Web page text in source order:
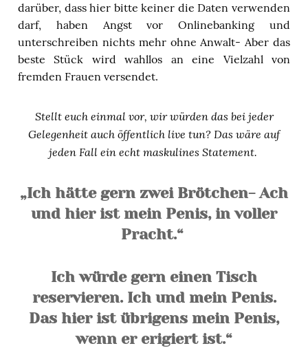
darüber, dass hier bitte keiner die Daten verwenden
darf, haben Angst vor Onlinebanking und
unterschreiben nichts mehr ohne Anwalt- Aber das
beste Stück wird wahllos an eine Vielzahl von
fremden Frauen versendet.
Stellt euch einmal vor, wir würden das bei jeder
Gelegenheit auch öffentlich live tun? Das wäre auf
jeden Fall ein echt maskulines Statement.
„Ich hätte gern zwei Brötchen- Ach
und hier ist mein Penis, in voller
Pracht.“
Ich würde gern einen Tisch
reservieren. Ich und mein Penis.
Das hier ist übrigens mein Penis,
wenn er erigiert ist.“